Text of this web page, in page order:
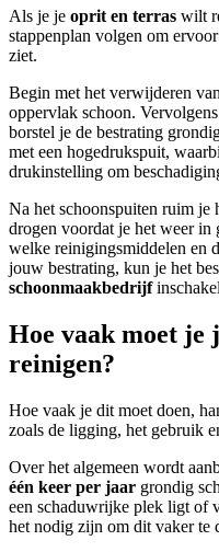
Als je je oprit en terras wilt
stappenplan volgen om
ziet.
Begin met het verwijderen
oppervlak schoon.
borstel je de bestrating
met een hogedrukspuit,
drukinstelling om
Na het schoonspuiten ruim je
drogen voordat je het weer in
welke reinigingsmiddelen en
jouw bestrating, kun je het
schoonmaakbedrijf
Hoe vaak moet je
reinigen?
Hoe vaak je dit moet doen,
zoals de ligging, het gebruik
Over het algemeen wordt
één keer per jaar grondig
een schaduwrijke plek ligt of
het nodig zijn om dit vaker te